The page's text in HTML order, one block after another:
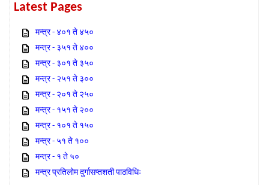
Latest Pages
मन्त्र - ४०१ ते ४५०
मन्त्र - ३५१ ते ४००
मन्त्र - ३०१ ते ३५०
मन्त्र - २५१ ते ३००
मन्त्र - २०१ ते २५०
मन्त्र - १५१ ते २००
मन्त्र - १०१ ते १५०
मन्त्र - ५१ ते १००
मन्त्र - १ ते ५०
मन्त्र प्रतिलोम दुर्गासप्तशती पाठविधिः